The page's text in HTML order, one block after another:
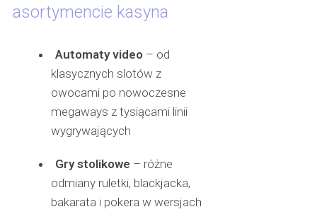
asortymencie kasyna
Automaty video – od
klasycznych slotów z
owocami po nowoczesne
megaways z tysiącami linii
wygrywających
Gry stolikowe – różne
odmiany ruletki, blackjacka,
bakarata i pokera w wersjach